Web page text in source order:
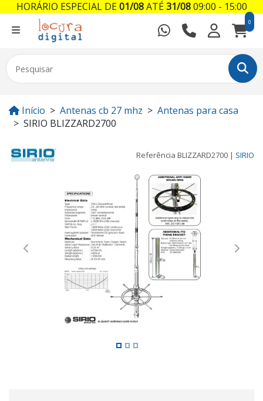
0
Início Antenas cb 27 mhz
Antenas para casa
SIRIO BLIZZARD2700
Referência BLIZZARD2700 | SIRIO
Previous Next
HORÁRIO ESPECIAL DE01/08ATÉ31/0809:00 - 15:00